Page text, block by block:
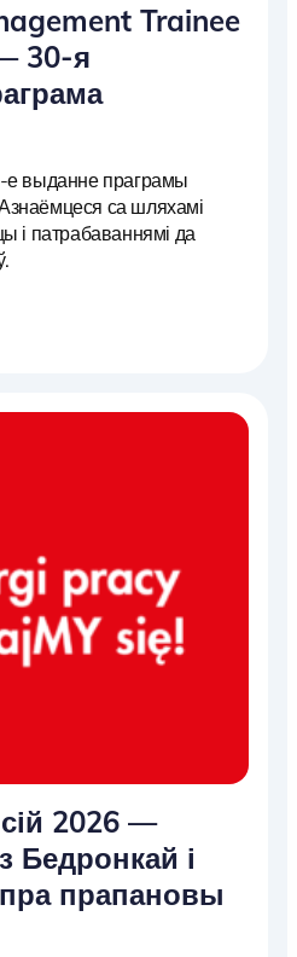
Trainee
30-я
е выданне праграмы
са шляхамі
і патрабаваннямі да
2026 —
Бедронкай і
прапановы